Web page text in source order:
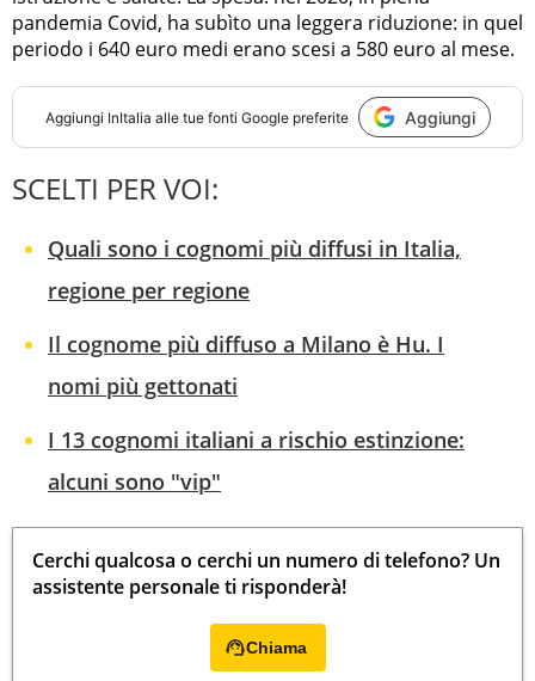
pandemia Covid, ha subìto una leggera riduzione: in quel
periodo i 640 euro medi erano scesi a 580 euro al mese.
Aggiungi InItalia alle tue fonti Google preferite Aggiungi
SCELTI PER VOI:
Quali sono i cognomi più diffusi in Italia,
regione per regione
Il cognome più diffuso a Milano è Hu. I
nomi più gettonati
I 13 cognomi italiani a rischio estinzione:
alcuni sono "vip"
Cerchi qualcosa o cerchi un numero di telefono? Un
assistente personale ti risponderà!
Chiama